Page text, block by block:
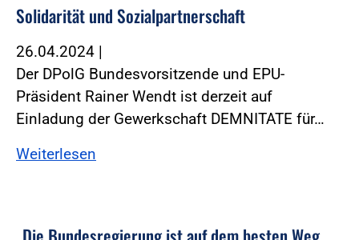
Solidarität und Sozialpartnerschaft
26.04.2024 |
Der DPolG Bundesvorsitzende und EPU-
Präsident Rainer Wendt ist derzeit auf
Einladung der Gewerkschaft DEMNITATE für…
Weiterlesen